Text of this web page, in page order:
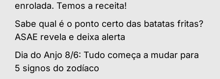
enrolada. Temos a receita!
Sabe qual é o ponto certo das batatas fritas?
ASAE revela e deixa alerta
Dia do Anjo 8/6: Tudo começa a mudar para
5 signos do zodíaco